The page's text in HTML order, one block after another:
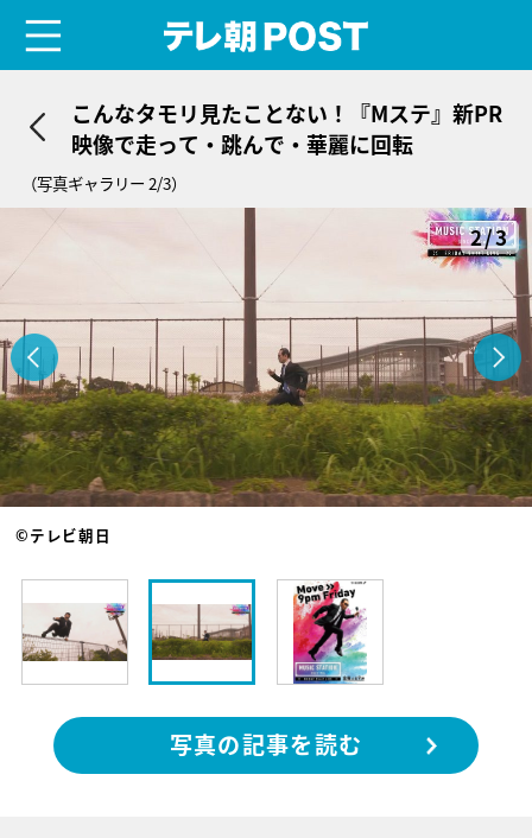
こんなタモリ見たことない！『Mステ』新PR
映像で走って・跳んで・華麗に回転
（写真ギャラリー 2/3）
2/3
©テレビ朝日
写真の記事を読む